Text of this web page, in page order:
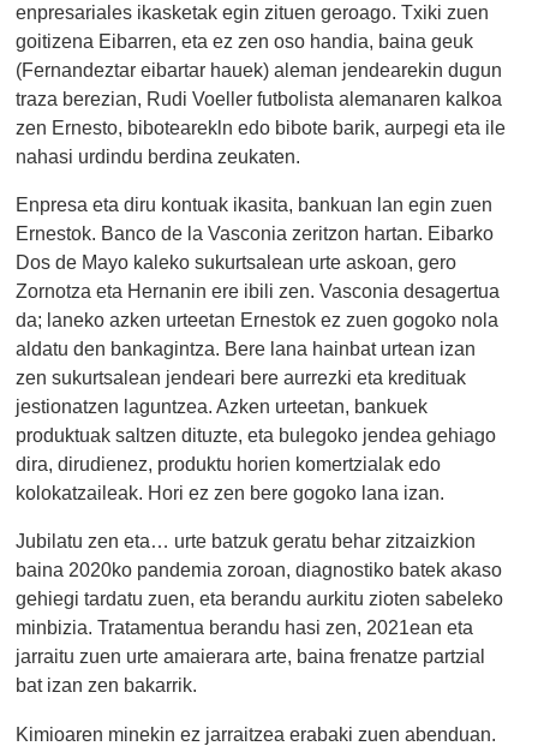
enpresariales ikasketak egin zituen geroago. Txiki zuen
goitizena Eibarren, eta ez zen oso handia, baina geuk
(Fernandeztar eibartar hauek) aleman jendearekin dugun
traza berezian, Rudi Voeller futbolista alemanaren kalkoa
zen Ernesto, bibotearekln edo bibote barik, aurpegi eta ile
nahasi urdindu berdina zeukaten.
Enpresa eta diru kontuak ikasita, bankuan lan egin zuen
Ernestok. Banco de la Vasconia zeritzon hartan. Eibarko
Dos de Mayo kaleko sukurtsalean urte askoan, gero
Zornotza eta Hernanin ere ibili zen. Vasconia desagertua
da; laneko azken urteetan Ernestok ez zuen gogoko nola
aldatu den bankagintza. Bere lana hainbat urtean izan
zen sukurtsalean jendeari bere aurrezki eta kredituak
jestionatzen laguntzea. Azken urteetan, bankuek
produktuak saltzen dituzte, eta bulegoko jendea gehiago
dira, dirudienez, produktu horien komertzialak edo
kolokatzaileak. Hori ez zen bere gogoko lana izan.
Jubilatu zen eta… urte batzuk geratu behar zitzaizkion
baina 2020ko pandemia zoroan, diagnostiko batek akaso
gehiegi tardatu zuen, eta berandu aurkitu zioten sabeleko
minbizia. Tratamentua berandu hasi zen, 2021ean eta
jarraitu zuen urte amaierara arte, baina frenatze partzial
bat izan zen bakarrik.
Kimioaren minekin ez jarraitzea erabaki zuen abenduan.